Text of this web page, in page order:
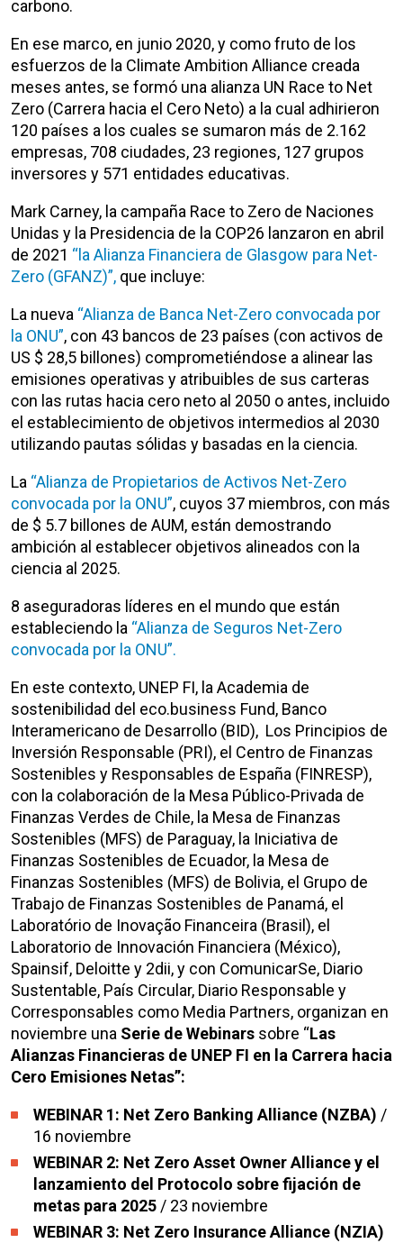
carbono.
En ese marco, en junio 2020, y como fruto de los
esfuerzos de la Climate Ambition Alliance creada
meses antes, se formó una alianza UN Race to Net
Zero (Carrera hacia el Cero Neto) a la cual adhirieron
120 países a los cuales se sumaron más de 2.162
empresas, 708 ciudades, 23 regiones, 127 grupos
inversores y 571 entidades educativas.
Mark Carney, la campaña Race to Zero de Naciones
Unidas y la Presidencia de la COP26 lanzaron en abril
de 2021 “la Alianza Financiera de Glasgow para Net-
Zero (GFANZ)”, que incluye:
La nueva “Alianza de Banca Net-Zero convocada por
la ONU”, con 43 bancos de 23 países (con activos de
US $ 28,5 billones) comprometiéndose a alinear las
emisiones operativas y atribuibles de sus carteras
con las rutas hacia cero neto al 2050 o antes, incluido
el establecimiento de objetivos intermedios al 2030
utilizando pautas sólidas y basadas en la ciencia.
La “Alianza de Propietarios de Activos Net-Zero
convocada por la ONU”, cuyos 37 miembros, con más
de $ 5.7 billones de AUM, están demostrando
ambición al establecer objetivos alineados con la
ciencia al 2025.
8 aseguradoras líderes en el mundo que están
estableciendo la “Alianza de Seguros Net-Zero
convocada por la ONU”.
En este contexto, UNEP FI, la Academia de
sostenibilidad del eco.business Fund, Banco
Interamericano de Desarrollo (BID), Los Principios de
Inversión Responsable (PRI), el Centro de Finanzas
Sostenibles y Responsables de España (FINRESP),
con la colaboración de la Mesa Público-Privada de
Finanzas Verdes de Chile, la Mesa de Finanzas
Sostenibles (MFS) de Paraguay, la Iniciativa de
Finanzas Sostenibles de Ecuador, la Mesa de
Finanzas Sostenibles (MFS) de Bolivia, el Grupo de
Trabajo de Finanzas Sostenibles de Panamá, el
Laboratório de Inovação Financeira (Brasil), el
Laboratorio de Innovación Financiera (México),
Spainsif, Deloitte y 2dii, y con ComunicarSe, Diario
Sustentable, País Circular, Diario Responsable y
Corresponsables como Media Partners, organizan en
noviembre una Serie de Webinars sobre “Las
Alianzas Financieras de UNEP FI en la Carrera hacia
Cero Emisiones Netas”:
WEBINAR 1: Net Zero Banking Alliance (NZBA) /
16 noviembre
WEBINAR 2: Net Zero Asset Owner Alliance y el
lanzamiento del Protocolo sobre fijación de
metas para 2025 / 23 noviembre
WEBINAR 3: Net Zero Insurance Alliance (NZIA)